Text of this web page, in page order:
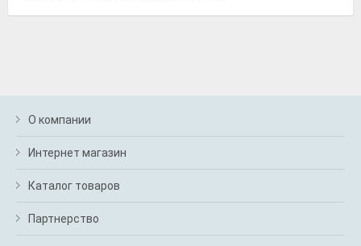
О компании
Интернет магазин
Каталог товаров
Партнерство